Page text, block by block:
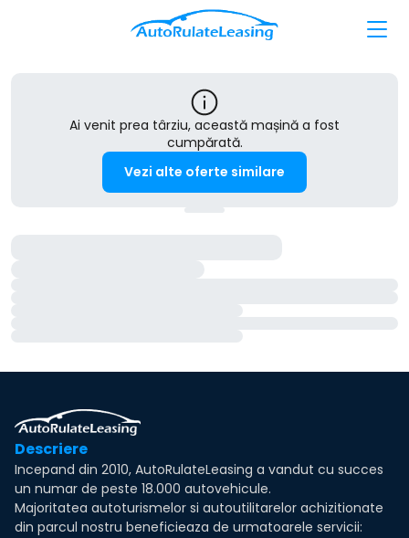
Ai venit prea târziu, această mașină a fost
cumpărată.
Vezi alte oferte similare
Descriere
Incepand din 2010, AutoRulateLeasing a vandut cu succes
un numar de peste 18.000 autovehicule.
Majoritatea autoturismelor si autoutilitarelor achizitionate
din parcul nostru beneficieaza de urmatoarele servicii: